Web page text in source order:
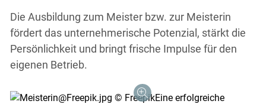
Die Ausbildung zum Meister bzw. zur Meisterin
fördert das unternehmerische Potenzial, stärkt die
Persönlichkeit und bringt frische Impulse für den
eigenen Betrieb.
Eine erfolgreiche